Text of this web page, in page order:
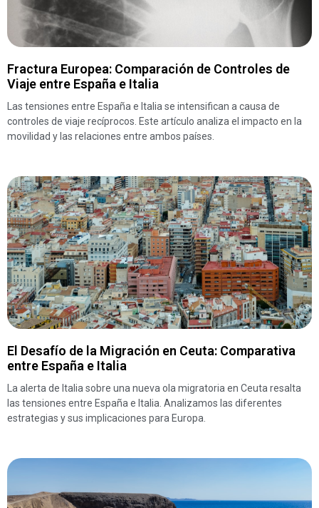
Fractura Europea: Comparación de Controles de
Viaje entre España e Italia
Las tensiones entre España e Italia se intensifican a causa de
controles de viaje recíprocos. Este artículo analiza el impacto en la
movilidad y las relaciones entre ambos países.
El Desafío de la Migración en Ceuta: Comparativa
entre España e Italia
La alerta de Italia sobre una nueva ola migratoria en Ceuta resalta
las tensiones entre España e Italia. Analizamos las diferentes
estrategias y sus implicaciones para Europa.